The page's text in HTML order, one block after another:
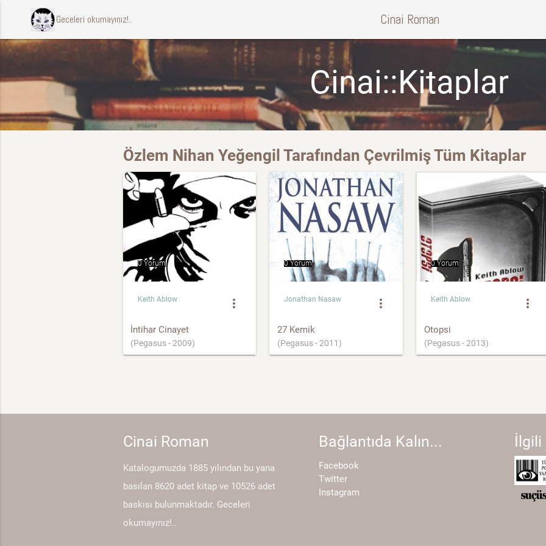
ccccci Geceleri okumayınız!.. Cinai Roman
Cinai::Kitaplar
Özlem Nihan Yeğengil Tarafından Çevrilmiş Tüm Kitaplar
0 Yorum
Keith Ablow more_vert
İntihar Cinayet
(Pegasus - 2009)
0 Yorum
Jonathan Nasaw more_vert
27 Kemik
(Pegasus - 2011)
0 Yorum
Keith Ablow more_vert
Otopsi
(Pegasus - 2013)
Cinai Roman
Katalogumuzda 1885 yılından bu yana
basılan 8620 adet kitap ve 10526 adet
baskısı bulunmaktadır. Geceleri
okumayınız!..
Bağlantıda Kalın...
Facebook
Twitter
Instagram
İlgili